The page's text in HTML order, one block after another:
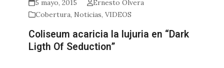
5 mayo, 2015
Ernesto Olvera
Cobertura, Noticias,VIDEOS
Coliseum acaricia la lujuria en “Dark
Ligth Of Seduction”